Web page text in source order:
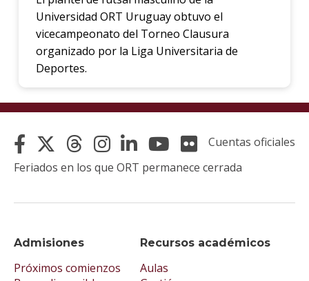
Universidad ORT Uruguay obtuvo el
vicecampeonato del Torneo Clausura
organizado por la Liga Universitaria de
Deportes.
Admisiones
Próximos comienzos
Recursos académicos
Aulas
Cuentas oficiales
Feriados en los que ORT permanece cerrada